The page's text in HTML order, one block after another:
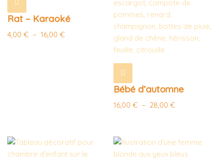
Rat – Karaoké
4,00 € – 16,00 €
Bébé d’automne
16,00€ – 28,00€